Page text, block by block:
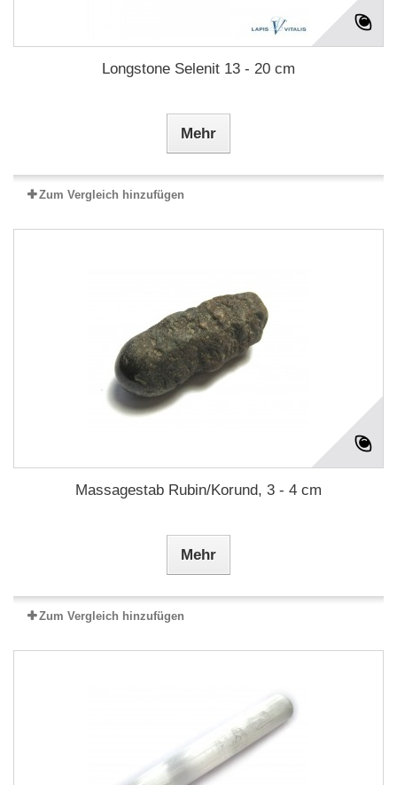
Longstone Selenit 13 - 20 cm
Mehr
Zum Vergleich hinzufügen
Massagestab Rubin/Korund, 3 - 4 cm
Mehr
Zum Vergleich hinzufügen